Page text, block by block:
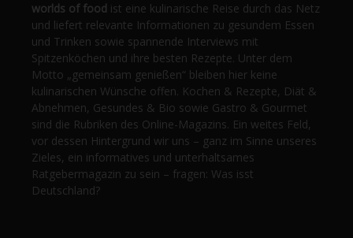
worlds of food ist eine kulinarische Reise durch das Netz
und liefert relevante Informationen zu gesundem Essen
und Trinken sowie spannende Interviews mit
Spitzenköchen und ihre besten Rezepte. Unter dem
Motto „gemeinsam genießen“ bleiben hier keine
kulinarischen Wünsche offen. Kochen & Rezepte, Diät &
Abnehmen, Gesundes & Bio sowie Gastro & Gourmet
sind die Rubriken des Online-Magazins. Ein weites Feld,
vor dessen Hintergrund wir uns – ganz im Sinne unseres
Zieles, ein informatives und unterhaltsames
Ratgebermagazin zu sein – fragen: Was isst
Deutschland?